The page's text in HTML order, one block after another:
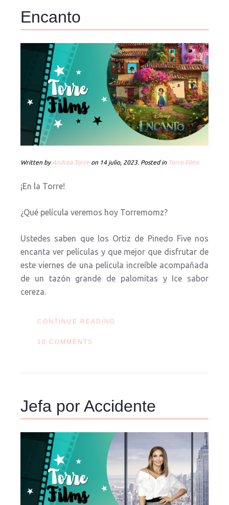
Encanto
Written by Andrea Torre on 14 julio, 2023. Posted in Torre Films
¡En la Torre!
¿Qué película veremos hoy Torremomz?
Ustedes saben que los Ortiz de Pinedo Five nos
encanta ver películas y que mejor que disfrutar de
este viernes de una película increíble acompañada
de un tazón grande de palomitas y Ice sabor
cereza.
CONTINUE READING
10 COMMENTS
Jefa por Accidente